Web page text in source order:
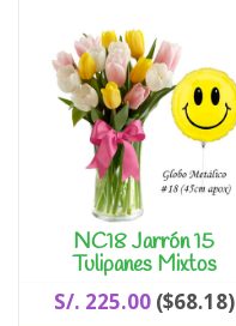
NC18 Jarrón 15
Tulipanes Mixtos
S/. 225.00($68.18)